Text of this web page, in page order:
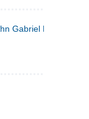
Gabriel Borkman ;